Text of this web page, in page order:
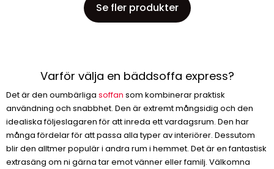
Se fler produkter
Varför välja en bäddsoffa express?
Det är den oumbärliga soffan som kombinerar praktisk
användning och snabbhet. Den är extremt mångsidig och den
idealiska följeslagaren för att inreda ett vardagsrum. Den har
många fördelar för att passa alla typer av interiörer. Dessutom
blir den alltmer populär i andra rum i hemmet. Det är en fantastisk
extrasäng om ni gärna tar emot vänner eller familj. Välkomna